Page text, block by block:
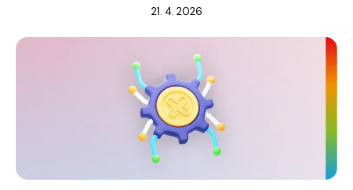
21. 4. 2026